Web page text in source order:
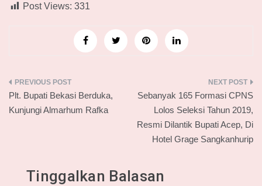
Post Views: 331
Navigasi
pos
Plt. Bupati Bekasi Berduka,
Kunjungi Almarhum Rafka
Sebanyak 165 Formasi CPNS
Lolos Seleksi Tahun 2019,
Resmi Dilantik Bupati Acep, Di
Hotel Grage Sangkanhurip
Tinggalkan Balasan